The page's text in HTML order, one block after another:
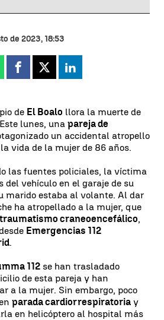
de 2023, 18:53
Facebook
X Linkedin
de El Boalo llora la muerte de
lunes, una pareja de
un accidental atropello
vida de la mujer de 86 años.
las fuentes policiales, la víctima
del vehículo en el garaje de su
marido estaba al volante. Al dar
ha atropellado a la mujer, que
craneoencefálico,
Emergencias 112
.
112 se han trasladado
de esta pareja y han
a la mujer. Sin embargo, poco
parada cardiorrespiratoria y
en helicóptero al hospital más